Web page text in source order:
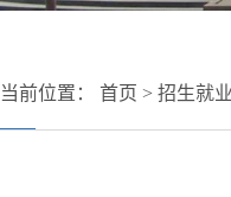
当前位置： 首页 > 招生就业